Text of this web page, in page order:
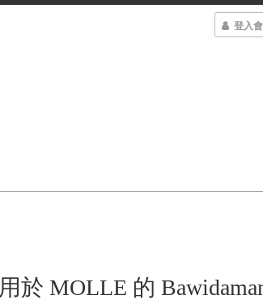
登入
用於 MOLLE 的